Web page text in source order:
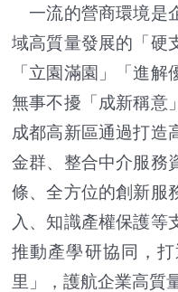
一流的營商環境是
域高質量發展的「硬
「立園滿園」「進解
無事不擾「成新稱意
成都高新區通過打造
金群、整合中介服務
條、全方位的創新服
入、知識產權保護等
推動產學研協同，
里」，護航企業高質